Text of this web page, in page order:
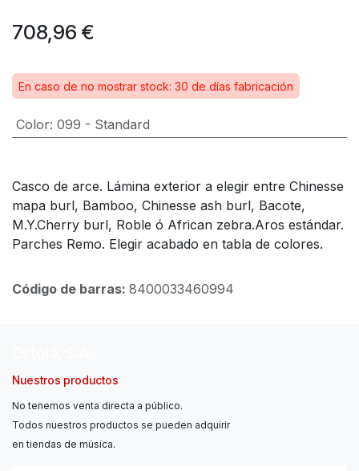
708,96 €
En caso de no mostrar stock: 30 de días fabricación
Color: 099 - Standard
Casco de arce. Lámina exterior a elegir entre Chinesse
mapa burl, Bamboo, Chinesse ash burl, Bacote,
M.Y.Cherry burl, Roble ó African zebra.Aros estándar.
Parches Remo. Elegir acabado en tabla de colores.
Código de barras: 8400033460994
Nuestros productos
No tenemos venta directa a público.
Todos nuestros productos se pueden adquirir
en tiendas de música.